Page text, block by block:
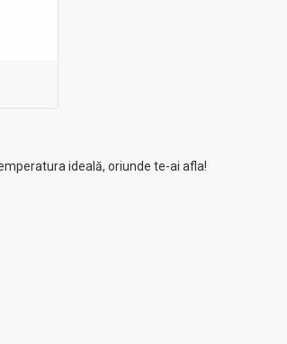
ideală, oriunde te-ai afla!